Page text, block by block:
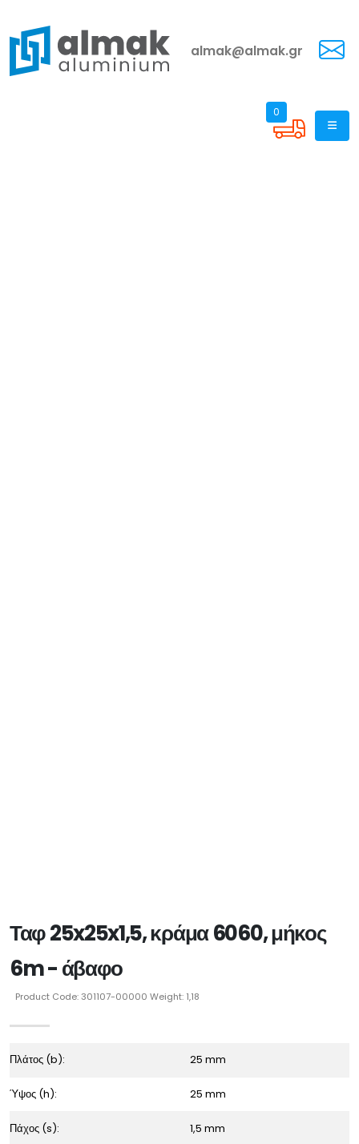
almak@almak.gr
0
Ταφ 25x25x1,5, κράμα 6060, μήκος
6m - άβαφο
Product Code: 301107-00000 Weight: 1,18
Πλάτος (b): 25 mm
Ύψος (h): 25 mm
Πάχος (s): 1,5 mm